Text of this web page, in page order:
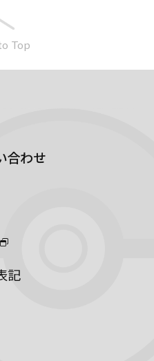
Top
合わせ
記